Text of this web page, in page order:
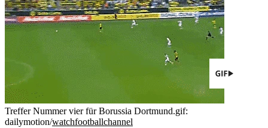
Treffer Nummer vier für Borussia Dortmund.gif:
dailymotion/watchfootballchannel